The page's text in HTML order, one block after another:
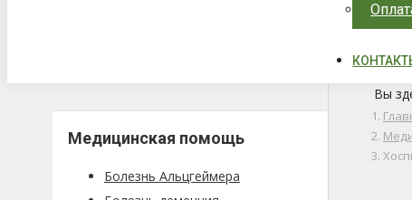
Вы
Медицинская помощь
Болезнь Альцгеймера